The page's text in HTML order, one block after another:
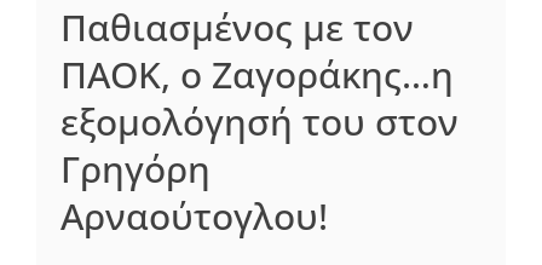
Παθιασμένος με τον
ΠΑΟΚ, ο Ζαγοράκης…η
εξομολόγησή του στον
Γρηγόρη
Αρναούτογλου!